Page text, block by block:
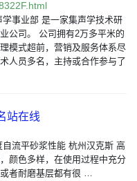
事业部 是一家集声学技术研
公司。 公司拥有2万多平米的
模式超前，营销及服务体系尽
人员多名，主持或合作参与了
站在线
流平砂浆性能 杭州汉克斯 高
颜色多样，在使用过程中充分
者耐磨基层都有很 …